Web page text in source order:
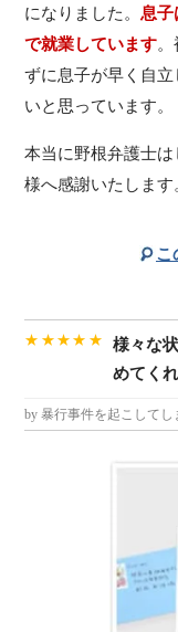
になりました。息子
で就業しています。
ずに息子が早く自
いと思っています。
本当に野根弁護士
様へ感謝いたします
こ
様々な
めてく
by 暴行事件を起こしてし
★★★★★